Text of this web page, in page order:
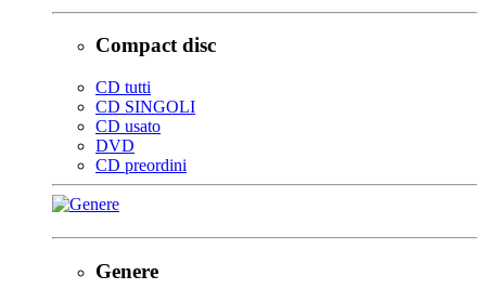
Compact disc
CD tutti
CD SINGOLI
CD usato
DVD
CD preordini
Genere